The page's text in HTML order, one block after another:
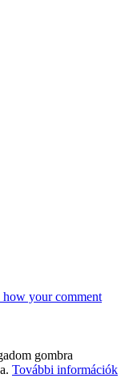
how your comment
gombra
További információk